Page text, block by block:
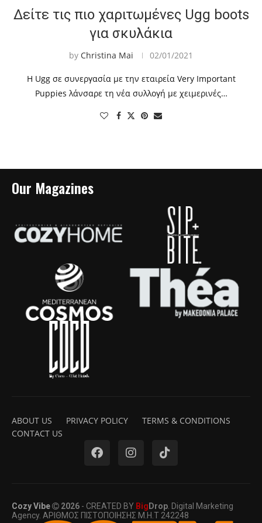
Δείτε τις πιο χαριτωμένες Ugg boots
για σκυλάκια
by Christina Mai 02/01/2021
Η Ugg σε συνεργασία με την εταιρεία Very Important
Puppies λάνσαρε τη νέα συλλογή με χειμερινές…
Our Magazines
ABOUT US PRIVACY POLICY
TERMS & CONDITIONS
CONTACT US
Cozy Vibe 2026 - CREATED BY BigDrop . Digital Marketing
Agency. ΑΡΙΘΜΟΣ ΠΙΣΤΟΠΟΙΗΣΗΣ Μ.Η.Τ 242248